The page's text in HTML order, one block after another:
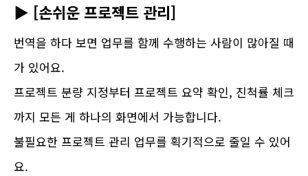
▶ [손쉬운 프로젝트 관리]
번역을 하다 보면 업무를 함께 수행하는 사람이 많아질 때
가 있어요.
프로젝트 분량 지정부터 프로젝트 요약 확인, 진척률 체크
까지 모든 게 하나의 화면에서 가능합니다.
불필요한 프로젝트 관리 업무를 획기적으로 줄일 수 있어
요.